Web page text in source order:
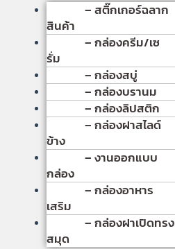
– สติ๊กเกอร์ฉลาก
สินค้า
– กล่องครีม/เซ
รั่ม
– กล่องสบู่
– กล่องบรานม
– กล่องลิปสติก
– กล่องฝาสไลด์
ข้าง
– งานออกแบบ
กล่อง
– กล่องอาหาร
เสริม
– กล่องฝาเปิดทรง
สมุด